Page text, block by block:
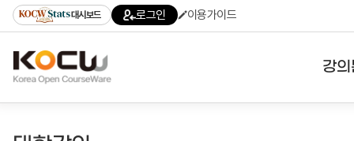
기
기
기
content)
가
대시보드 로그인 이용가이드
강